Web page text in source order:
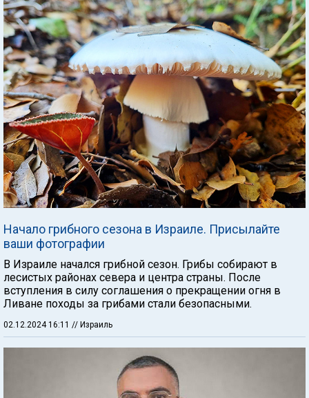
Начало грибного сезона в Израиле. Присылайте
ваши фотографии
В Израиле начался грибной сезон. Грибы собирают в
лесистых районах севера и центра страны. После
вступления в силу соглашения о прекращении огня в
Ливане походы за грибами стали безопасными.
02.12.2024 16:11 // Израиль